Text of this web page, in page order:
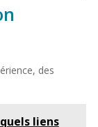
des
liens